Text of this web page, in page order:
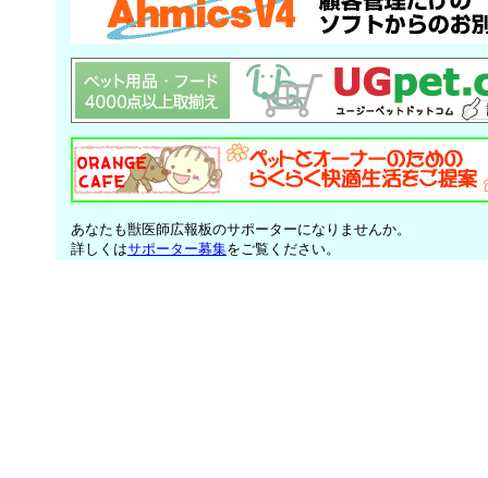
あなたも獣医師広報板のサポーターになりませんか。
詳しくはサポーター募集をご覧ください。